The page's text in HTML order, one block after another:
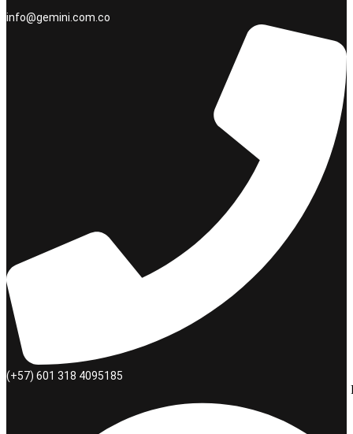
info@gemini.com.co
(+57) 601 318 4095185